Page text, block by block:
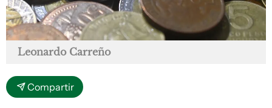
Leonardo Carreño
Compartir